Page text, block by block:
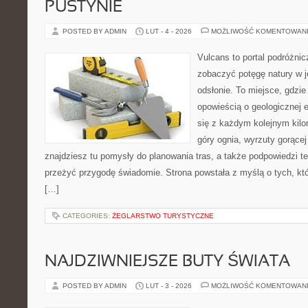
PUSTYNIE
POSTED BY ADMIN LUT - 4 - 2026 MOŻLIWOŚĆ
Vulcans to portal
zobaczyć potęgę natury w
odsłonie. To miejsce,
opowieścią o geologicznej
się z każdym kolejnym
góry ognia, wyrzuty
znajdziesz tu pomysły do planowania tras, a także podpowiedzi
przeżyć przygodę świadomie. Strona powstała z myślą o tych,
[…]
CATEGORIES: ŻEGLARSTWO TURYSTYCZNE
NAJDZIWNIEJSZE BUTY ŚWIATA
POSTED BY ADMIN LUT - 3 - 2026 MOŻLIWOŚĆ